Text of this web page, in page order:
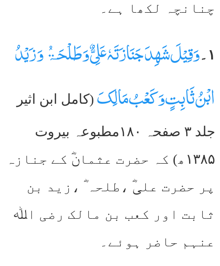
چنانچہ لکھا ہے۔
۱۔
وَقِیْلَ شَھِدَ جَنَازَتَہٗ عَلِیٌّ وَ طَلْحَۃُ وَ زَیْدُ
ابْنُ ثَابِتٍ وَکَعْبُ مَالِکَ (کامل ابن اثیر
جلد ۳ صفحہ ۱۸۰مطبوعہ بیروت
۱۳۸۵ھ) کہ حضرت عثمانؓ کے جنازہ
پر حضرت علیؓ ،طلحہ ؓ ،زید بن
ثابت اور کعب بن مالک رضی اﷲ
عنہم حاضر ہوئے۔